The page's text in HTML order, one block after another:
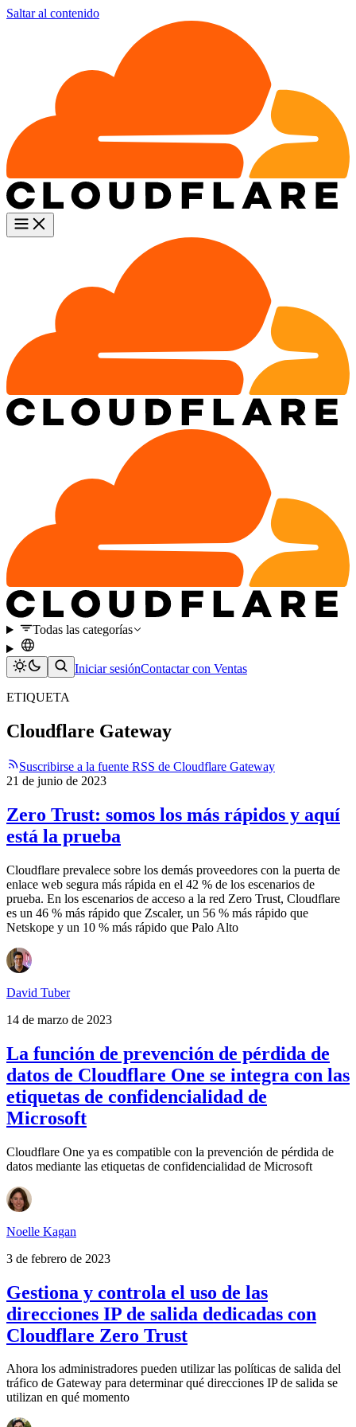
Saltar al contenido
Todas las categorías
Iniciar sesiónContactar con Ventas
ETIQUETA
Cloudflare Gateway
Suscribirse a la fuente RSS de Cloudflare Gateway
21 de junio de 2023
Zero Trust: somos los más rápidos y aquí
está la prueba
Cloudflare prevalece sobre los demás proveedores con la puerta de
enlace web segura más rápida en el 42 % de los escenarios de
prueba. En los escenarios de acceso a la red Zero Trust, Cloudflare
es un 46 % más rápido que Zscaler, un 56 % más rápido que
Netskope y un 10 % más rápido que Palo Alto
David Tuber
14 de marzo de 2023
La función de prevención de pérdida de
datos de Cloudflare One se integra con las
etiquetas de confidencialidad de
Microsoft
Cloudflare One ya es compatible con la prevención de pérdida de
datos mediante las etiquetas de confidencialidad de Microsoft
Noelle Kagan
3 de febrero de 2023
Gestiona y controla el uso de las
direcciones IP de salida dedicadas con
Cloudflare Zero Trust
Ahora los administradores pueden utilizar las políticas de salida del
tráfico de Gateway para determinar qué direcciones IP de salida se
utilizan en qué momento